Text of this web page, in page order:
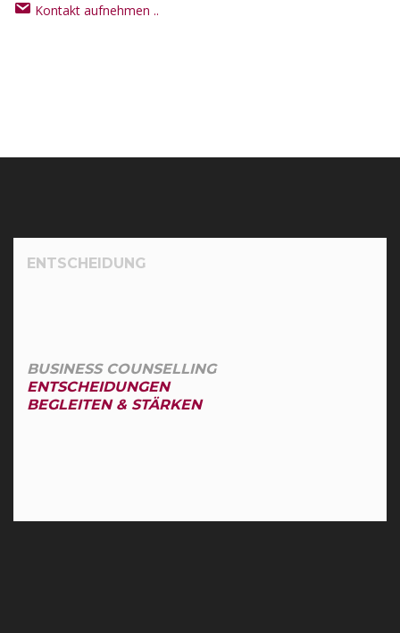
Kontakt aufnehmen ..
ENTSCHEIDUNG
BUSINESS COUNSELLING
ENTSCHEIDUNGEN
BEGLEITEN & STÄRKEN